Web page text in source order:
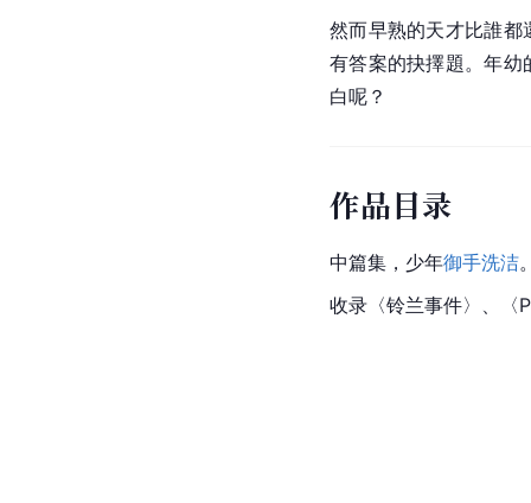
然而早熟的天才比誰都
有答案的抉擇題。年幼
白呢？
作品目录
中篇集，少年御手洗洁
收录〈铃兰事件〉、〈